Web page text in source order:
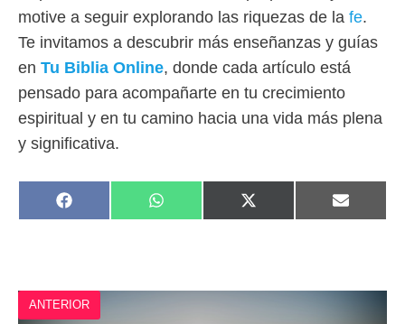
motive a seguir explorando las riquezas de la fe.
Te invitamos a descubrir más enseñanzas y guías
en Tu Biblia Online, donde cada artículo está
pensado para acompañarte en tu crecimiento
espiritual y en tu camino hacia una vida más plena
y significativa.
COMPARTIR
EN
F
A
O
K
COMPARTIR
EN
W
H
P
COMPARTIR
EN
X
(
T
EN
E
M
ANTERIOR